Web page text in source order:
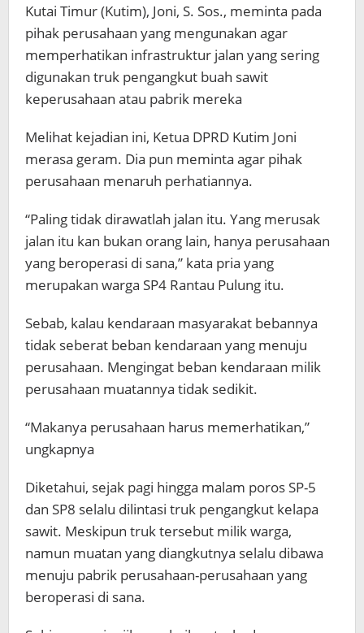
Kutai Timur (Kutim), Joni, S. Sos., meminta pada
pihak perusahaan yang mengunakan agar
memperhatikan infrastruktur jalan yang sering
digunakan truk pengangkut buah sawit
keperusahaan atau pabrik mereka
Melihat kejadian ini, Ketua DPRD Kutim Joni
merasa geram. Dia pun meminta agar pihak
perusahaan menaruh perhatiannya.
“Paling tidak dirawatlah jalan itu. Yang merusak
jalan itu kan bukan orang lain, hanya perusahaan
yang beroperasi di sana,” kata pria yang
merupakan warga SP4 Rantau Pulung itu.
Sebab, kalau kendaraan masyarakat bebannya
tidak seberat beban kendaraan yang menuju
perusahaan. Mengingat beban kendaraan milik
perusahaan muatannya tidak sedikit.
“Makanya perusahaan harus memerhatikan,”
ungkapnya
Diketahui, sejak pagi hingga malam poros SP-5
dan SP8 selalu dilintasi truk pengangkut kelapa
sawit. Meskipun truk tersebut milik warga,
namun muatan yang diangkutnya selalu dibawa
menuju pabrik perusahaan-perusahaan yang
beroperasi di sana.